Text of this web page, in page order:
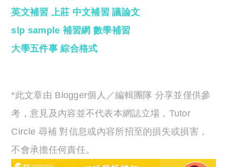
英文補習
上莊 中文補習 議論文
slp sample 補習網 數學補習
大學五件事 綜合格式
*此文章由 Blogger個人／編輯團隊 分享並僅供參
考，意見及內容並不代表本網誌立場，Tutor
Circle 尋補 對信息或內容所招至的損失或損害，
不會承擔任何責任。